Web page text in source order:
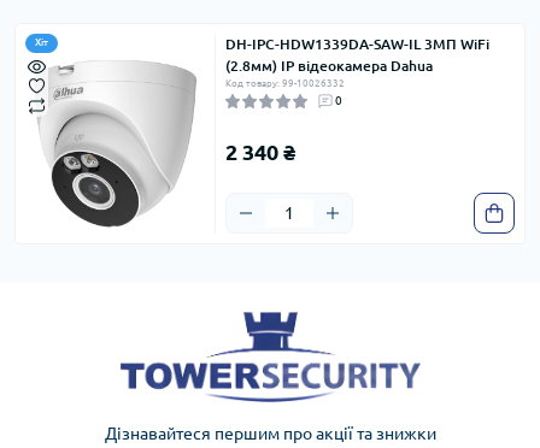
Хіт
DH-IPC-HDW1339DA-SAW-IL 3МП WiFi
(2.8мм) IP відеокамера Dahua
Код товару: 99-10026332
0
2 340 ₴
Дізнавайтеся першим про акції та знижки